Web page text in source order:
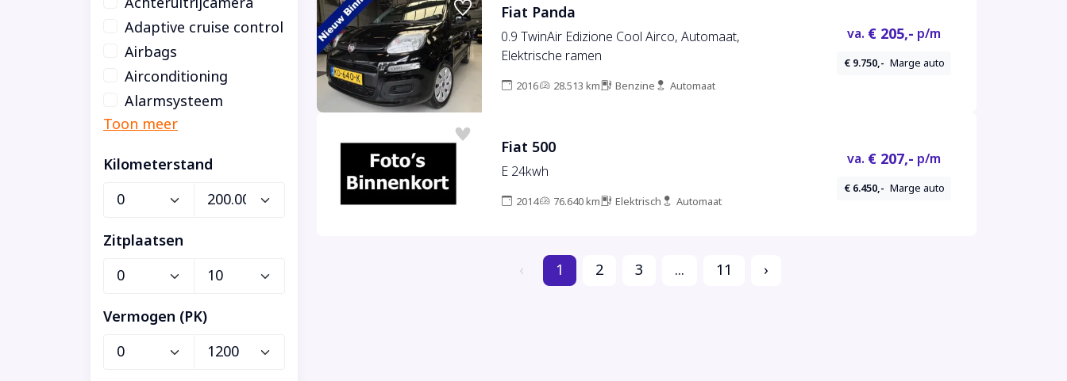
Adaptive cruise control
Airbags
Airconditioning
Alarmsysteem
Kilometerstand
Zitplaatsen
Vermogen (PK)
Fiat Panda
0.9 TwinAir Edizione Cool Airco, Automaat,
Elektrische ramen
2016 28.513 km Benzine Automaat
va. € 205,- p/m
€ 9.750,- Marge auto
Fiat 500
E 24kwh
2014 76.640 km Elektrisch Automaat
va. € 207,- p/m
€ 6.450,- Marge auto
‹ 1 2 3 ... 11 ›